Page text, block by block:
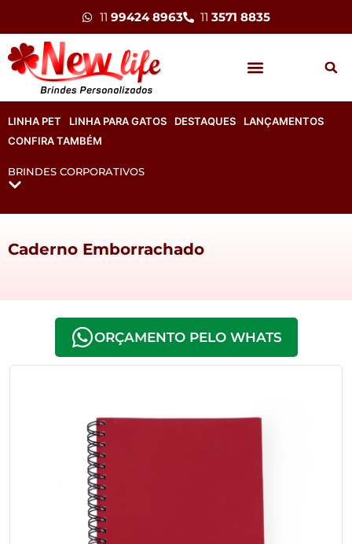
11 99424 8963 11 3571 8835
LINHA PET LINHA PARA GATOS DESTAQUES
LANÇAMENTOS
CONFIRA TAMBÉM
BRINDES CORPORATIVOS
Caderno Emborrachado
ORÇAMENTO PELO WHATS